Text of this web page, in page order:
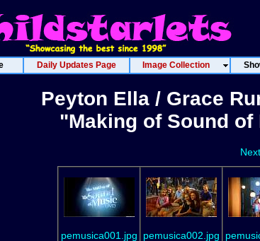
Daily Updates Page Image Collection
Peyton Ella / Grace
"Making of Sound of
pemusica001.jpg pemusica002.jpg